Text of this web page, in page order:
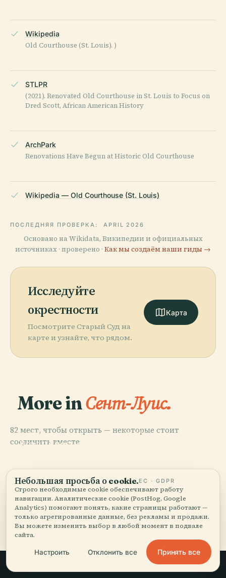
Wikipedia
Old Courthouse (St. Louis). )
STLPR
(2021). Renovated Old Courthouse in St. Louis to Focus on
Dred Scott, African American History
ArchPark
Renovations Have Begun at Historic Old Courthouse
Wikipedia — Old Courthouse (St. Louis)
ПОСЛЕДНЯЯ ПРОВЕРКА: APRIL 2026
Основано на Wikidata, Википедии и официальных
источниках · проверено · Как мы создаём наши гиды →
Исследуйте
окрестности
Посмотрите Старый Суд на
карте и узнайте, что рядом.
Карта
More inСент-Луис.
82 мест, чтобы открыть — некоторые стоит
соединить вместе.
PLACE
Ботанический
PLACE
PLACE
Все 82 мест в городе Сент-Луис
Небольшая просьба о cookie.ЕС · GDPR
Строго необходимые cookie обеспечивают работу
навигации. Аналитические cookie (PostHog, Google
Analytics) помогают понять, какие страницы работают —
только агрегированные данные, без рекламы и продажи.
Вы можете изменить выбор в любой момент в подвале
сайта.
Настроить Отклонить все Принять все